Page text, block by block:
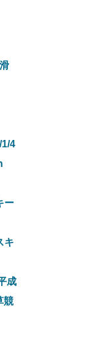
4
ー
キ
成
競